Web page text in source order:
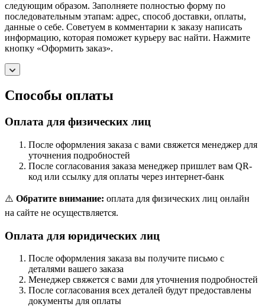
следующим образом. Заполняете полностью форму по
последовательным этапам: адрес, способ доставки, оплаты,
данные о себе. Советуем в комментарии к заказу написать
информацию, которая поможет курьеру вас найти. Нажмите
кнопку «Оформить заказ».
Способы оплаты
Оплата для физических лиц
После оформления заказа с вами свяжется менеджер для
уточнения подробностей
После согласования заказа менеджер пришлет вам QR-
код или ссылку для оплаты через интернет-банк
⚠️ Обратите внимание: оплата для физических лиц онлайн
на сайте не осуществляется.
Оплата для юридических лиц
После оформления заказа вы получите письмо с
деталями вашего заказа
Менеджер свяжется с вами для уточнения подробностей
После согласования всех деталей будут предоставлены
документы для оплаты